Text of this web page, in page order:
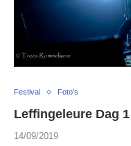
Festival Foto's
Leffingeleure Dag 1
14/09/2019